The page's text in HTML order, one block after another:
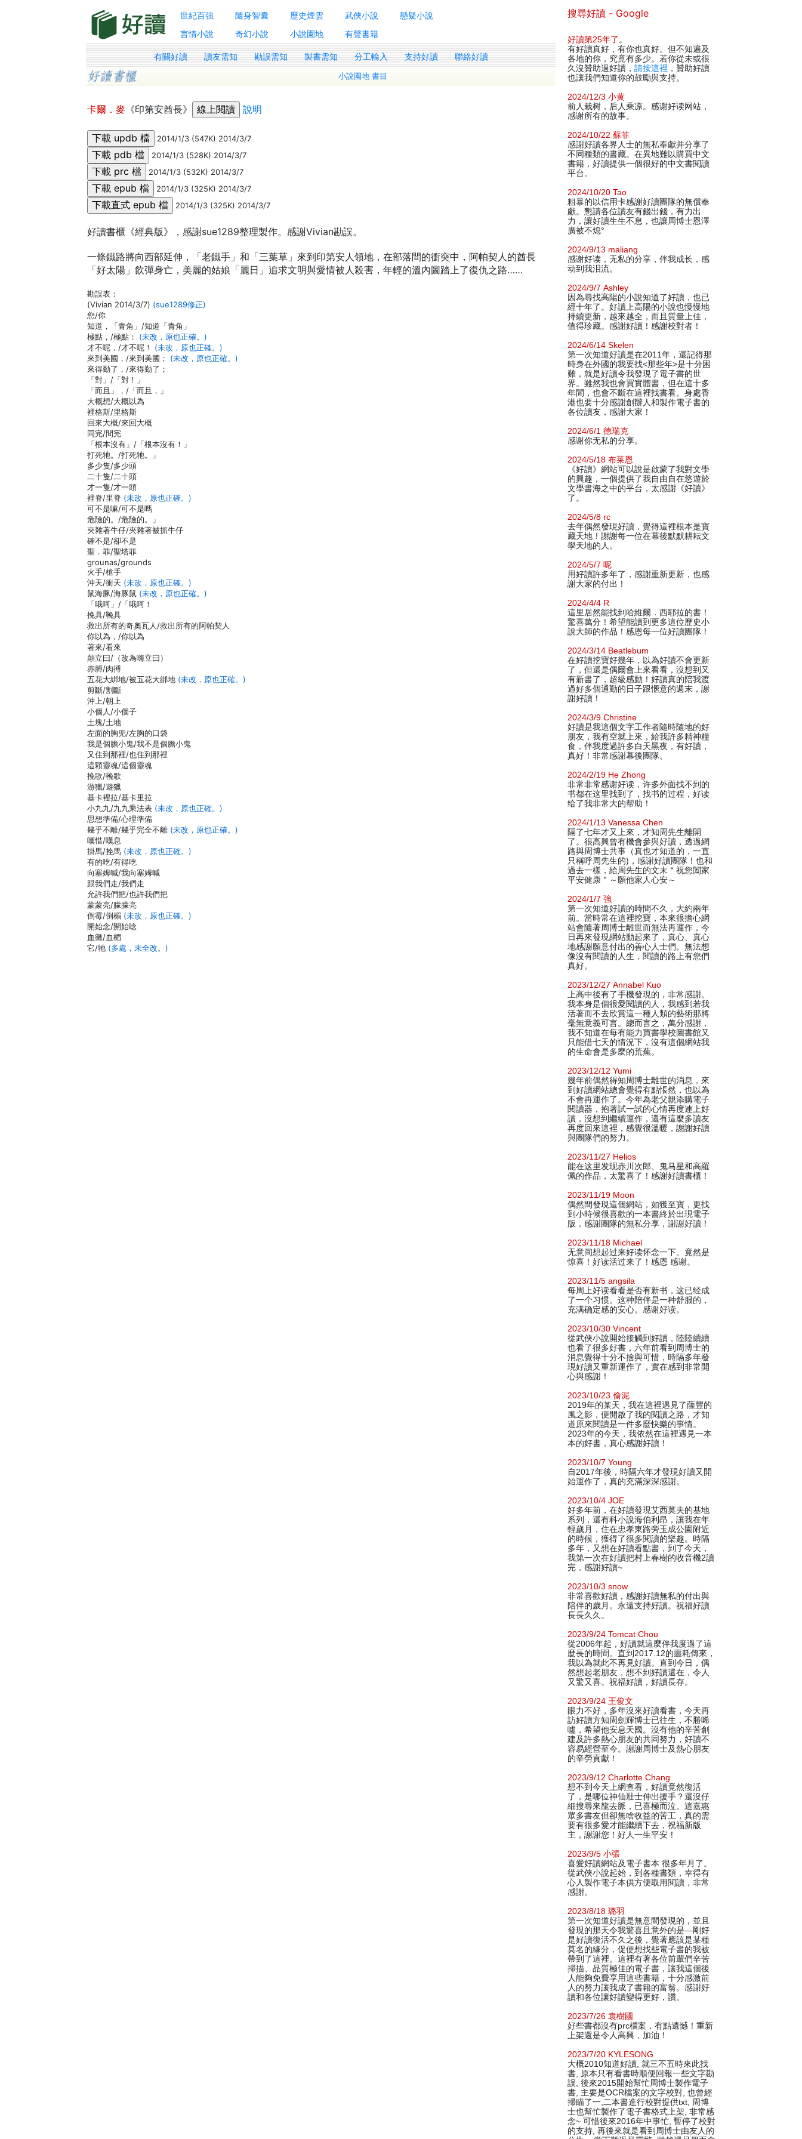
世紀百強 隨身智囊 歷史煙雲 武俠小說
懸疑小說
言情小說
奇幻小說 小說園地 有聲書籍
有關好讀 讀友需知 勘誤需知 製書需知 分工輸入 支持好讀 聯絡好讀
小說園地 書目
卡爾．麥 《印第安酋長》 說明
2014/1/3 (547K) 2014/3/7
2014/1/3 (528K) 2014/3/7
2014/1/3 (532K) 2014/3/7
2014/1/3 (325K) 2014/3/7
2014/1/3 (325K) 2014/3/7
好讀書櫃《經典版》，感謝sue1289整理製作。感謝Vivian勘誤。
一條鐵路將向西部延伸，「老鐵手」和「三葉草」來到印第安人領地，在部落間的衝突中，阿帕契人的酋長
「好太陽」飲彈身亡，美麗的姑娘「麗日」追求文明與愛情被人殺害，年輕的溫內圖踏上了復仇之路……
勘誤表：
(Vivian 2014/3/7) (sue1289修正)
您/你
知道，「青角」/知道「青角」
極點，/極點： (未改，原也正確。)
才不呢，/才不呢！ (未改，原也正確。)
來到美國，/來到美國； (未改，原也正確。)
來得勤了，/來得勤了；
「對」/「對！」
「而且」，/「而且，」
大概想/大概以為
裡格斯/里格斯
回來大概/來回大概
同完/問完
「根本沒有」/「根本沒有！」
打死牠。/打死牠。」
多少隻/多少頭
二十隻/二十頭
才一隻/才一頭
裡脊/里脊 (未改，原也正確。)
可不是嘛/可不是嗎
危險的。/危險的。」
夾雜著牛仔/夾雜著被抓牛仔
確不是/卻不是
聖．菲/聖塔菲
grounas/grounds
火手/槍手
沖天/衝天 (未改，原也正確。)
鼠海豚/海豚鼠 (未改，原也正確。)
「哦呵」/「哦呵！
挽具/鞔具
救出所有的奇奧瓦人/救出所有的阿帕契人
你以為，/你以為
著來/看來
顛立曰/（改為嗨立曰）
赤膊/肉搏
五花大綁地/被五花大綁地 (未改，原也正確。)
剪斷/割斷
沖上/朝上
小個人/小個子
土塊/土地
左面的胸兜/左胸的口袋
我是個膽小鬼/我不是個膽小鬼
又住到那裡/也住到那裡
這顆靈魂/這個靈魂
挽歌/輓歌
游獵/遊獵
基卡裡拉/基卡里拉
小九九/九九乘法表 (未改，原也正確。)
思想準備/心理準備
幾乎不離/幾乎完全不離 (未改，原也正確。)
嘆惜/嘆息
掛馬/拴馬 (未改，原也正確。)
有的吃/有得吃
向塞姆喊/我向塞姆喊
跟我們走/我們走
允許我們把/也許我們把
蒙蒙亮/朦朦亮
倒霉/倒楣 (未改，原也正確。)
開始念/開始唸
血黴/血楣
它/牠 (多處，未全改。)
搜尋好讀 - Google
好讀第25年了 。
有好讀真好，有你也真好。但不知遍及
各地的你，究竟有多少。若你從未或很
久沒贊助過好讀， 請按這裡 ，贊助好讀
也讓我們知道你的鼓勵與支持。
2024/12/3 小黄
前人栽树，后人乘凉。感谢好读网站，
感谢所有的故事。
2024/10/22 蘇菲
感謝好讀各界人士的無私奉獻并分享了
不同種類的書藏。在異地難以購買中文
書籍，好讀提供一個很好的中文書閱讀
平台。
2024/10/20 Tao
粗暴的以信用卡感謝好讀團隊的無償奉
獻。懇請各位讀友有錢出錢，有力出
力，讓好讀生生不息，也讓周博士恩澤
廣被不熄°
2024/9/13 maliang
感谢好读，无私的分享，伴我成长，感
动到我泪流。
2024/9/7 Ashley
因為尋找高陽的小說知道了好讀，也已
經十年了。好讀上高陽的小說也慢慢地
持續更新，越來越全，而且質量上佳，
值得珍藏。感謝好讀！感謝校對者！
2024/6/14 Skelen
第一次知道好讀是在2011年，還記得那
時身在外國的我要找<那些年>是十分困
難，就是好讀令我發現了電子書的世
界。雖然我也會買實體書，但在這十多
年間，也會不斷在這裡找書看。身處香
港也要十分感謝創辦人和製作電子書的
各位讀友，感謝大家！
2024/6/1 德瑞克
感谢你无私的分享。
2024/5/18 布莱恩
《好讀》網站可以說是啟蒙了我對文學
的興趣，一個提供了我自由自在悠遊於
文學書海之中的平台，太感謝《好讀》
了。
2024/5/8 rc
去年偶然發現好讀，覺得這裡根本是寶
藏天地！謝謝每一位在幕後默默耕耘文
學天地的人。
2024/5/7 呢
用好讀許多年了，感謝重新更新，也感
謝大家的付出！
2024/4/4 R
這里居然能找到哈維爾．西耶拉的書！
驚喜萬分！希望能讀到更多這位歷史小
說大師的作品！感恩每一位好讀團隊！
2024/3/14 Beatlebum
在好讀挖寶好幾年，以為好讀不會更新
了，但還是偶爾會上來看看，沒想到又
有新書了，超級感動！好讀真的陪我渡
過好多個通勤的日子跟愜意的週末，謝
謝好讀！
2024/3/9 Christine
好讀是我這個文字工作者隨時隨地的好
朋友，我有空就上來，給我許多精神糧
食，伴我度過許多白天黑夜，有好讀，
真好！非常感謝幕後團隊。
2024/2/19 He Zhong
非常非常感谢好读，许多外面找不到的
书都在这里找到了，找书的过程，好读
给了我非常大的帮助！
2024/1/13 Vanessa Chen
隔了七年才又上來，才知周先生離開
了。很高興曾有機會參與好讀，透過網
路與周博士共事（真也才知道的，一直
只稱呼周先生的)，感謝好讀團隊！也和
過去一樣，給周先生的文末＂祝您闔家
平安健康＂～願他家人心安～
2024/1/7 強
第一次知道好讀的時間不久，大約兩年
前。當時常在這裡挖寶，本來很擔心網
站會隨著周博士離世而無法再運作，今
日再來發現網站動起來了，真心、真心
地感謝願意付出的善心人士們。無法想
像沒有閱讀的人生，閱讀的路上有您們
真好。
2023/12/27 Annabel Kuo
上高中後有了手機發現的，非常感謝。
我本身是個很愛閱讀的人，我感到若我
活著而不去欣賞這一種人類的藝術那將
毫無意義可言。總而言之，萬分感謝，
我不知道在每有能力買書學校圖書館又
只能借七天的情況下，沒有這個網站我
的生命會是多麼的荒蕪。
2023/12/12 Yumi
幾年前偶然得知周博士離世的消息，來
到好讀網站總會覺得有點悵然，也以為
不會再運作了。今年為老父親添購電子
閱讀器，抱著試一試的心情再度連上好
讀，沒想到繼續運作，還有這麼多讀友
再度回來這裡，感覺很溫暖，謝謝好讀
與團隊們的努力。
2023/11/27 Helios
能在这里发现赤川次郎、鬼马星和高羅
佩的作品，太驚喜了！感謝好讀書櫃！
2023/11/19 Moon
偶然間發現這個網站，如獲至寶，更找
到小時候很喜歡的一本書終於出現電子
版，感謝團隊的無私分享，謝謝好讀！
2023/11/18 Michael
无意间想起过来好读怀念一下。竟然是
惊喜！好读活过来了！感恩 感谢。
2023/11/5 angsila
每周上好读看看是否有新书，这已经成
了一个习惯。这种陪伴是一种舒服的，
充满确定感的安心。感谢好读。
2023/10/30 Vincent
從武俠小說開始接觸到好讀，陸陸續續
也看了很多好書，六年前看到周博士的
消息覺得十分不捨與可惜，時隔多年發
現好讀又重新運作了，實在感到非常開
心與感謝！
2023/10/23 偷泥
2019年的某天，我在這裡遇見了薩豐的
風之影，便開啟了我的閱讀之路，才知
道原來閱讀是一件多麼快樂的事情。
2023年的今天，我依然在這裡遇見一本
本的好書，真心感謝好讀！
2023/10/7 Young
自2017年後，時隔六年才發現好讀又開
始運作了，真的充滿深深感謝。
2023/10/4 JOE
好多年前，在好讀發現艾西莫夫的基地
系列，還有科小說海伯利昂，讓我在年
輕歲月，住在忠孝東路旁玉成公園附近
的時候，獲得了很多閱讀的樂趣。時隔
多年，又想在好讀看點書，到了今天，
我第一次在好讀把村上春樹的收音機2讀
完，感謝好讀~
2023/10/3 snow
非常喜歡好讀，感謝好讀無私的付出與
陪伴的歲月。永遠支持好讀。祝福好讀
長長久久。
2023/9/24 Tomcat Chou
從2006年起，好讀就這麼伴我度過了這
麼長的時間。直到2017.12的噩耗傳來，
我以為就此不再見好讀。直到今日，偶
然想起老朋友，想不到好讀還在，令人
又驚又喜。祝福好讀，好讀長存。
2023/9/24 王俊文
眼力不好，多年沒來好讀看書，今天再
訪好讀方知周劍輝博士已往生，不勝唏
噓，希望他安息天國。沒有他的辛苦創
建及許多熱心朋友的共同努力，好讀不
容易經營至今。謝謝周博士及熱心朋友
的辛勞貢獻！
2023/9/12 Charlotte Chang
想不到今天上網查看，好讀竟然復活
了，是哪位神仙壯士伸出援手？還沒仔
細搜尋來龍去脈，已喜極而泣。這嘉惠
眾多書友但卻無啥收益的苦工，真的需
要有很多愛才能繼續下去，祝福新版
主，謝謝您！好人一生平安！
2023/9/5 小張
喜愛好讀網站及電子書本 很多年月了。
從武俠小說起始，到各種書類，幸得有
心人製作電子本供方便取用閱讀，非常
感謝。
2023/8/18 璐羽
第一次知道好讀是無意間發現的，並且
發現的那天令我驚喜且意外的是—剛好
是好讀復活不久之後，覺著應該是某種
莫名的緣分，促使想找些電子書的我被
帶到了這裡。這裡有著各位前輩們辛苦
掃描、品質極佳的電子書，讓我這個後
人能夠免費享用這些書籍，十分感激前
人的努力讓我成了書籍的富翁。感謝好
讀和各位讓好讀變得更好，讚。
2023/7/26 袁樹國
好些書都沒有prc檔案，有點遺憾！重新
上架還是令人高興，加油！
2023/7/20 KYLESONG
大概2010知道好讀, 就三不五時來此找
書, 原本只有看書時順便回報一些文字勘
誤, 後來2015開始幫忙周博士製作電子
書, 主要是OCR檔案的文字校對, 也曾經
掃瞄了一,二本書進行校對提供txt, 周博
士也幫忙製作了電子書格式上架, 非常感
念~ 可惜後來2016年中事忙, 暫停了校對
的支持, 再後來就是看到周博士由友人的